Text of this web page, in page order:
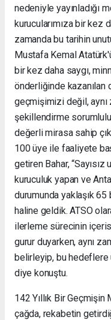
nedeniyle yayınladığı
kurucularımıza bir kez
zamanda bu tarihin
Mustafa Kemal
bir kez daha saygı,
önderliğinde
geçmişimizi değil,
şekillendirme
değerli mirasa sahip
100 üye ile faaliyete
getiren Bahar,
kuruculuk yapan ve
durumunda yaklaşık
haline geldik. ATSO
ilerleme sürecinin
gurur duyarken, aynı
belirleyip, bu hedeflere
diye konuştu.
142 Yıllık Bir Geçmişin
çağda, rekabetin